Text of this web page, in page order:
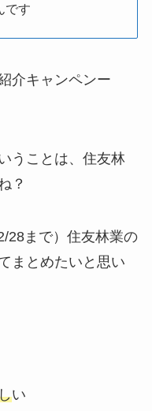
です
介キャンペンー
うことは、住友林
？
28まで）住友林業の
まとめたいと思い
い